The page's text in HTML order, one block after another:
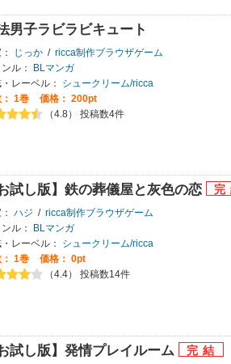
男子ラビラビキュート
じっか / ricca制作ブラウザゲーム
ル：
BLマンガ
レーベル：
シュークリーム/ricca
1巻
価格： 200pt
（4.8） 投稿数4件
お試し版】鉄の葬儀屋と灰色の恋
ハジ / ricca制作ブラウザゲーム
ル：
BLマンガ
レーベル：
シュークリーム/ricca
1巻
価格： 0pt
（4.4） 投稿数14件
お試し版】発情プレイルーム